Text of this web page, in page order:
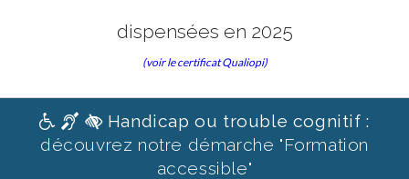
dispensées en 2025
(voir le certificat Qualiopi)
Handicap ou trouble cognitif :
découvrez notre démarche "Formation
accessible"